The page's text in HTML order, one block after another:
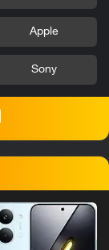
Apple
Sony